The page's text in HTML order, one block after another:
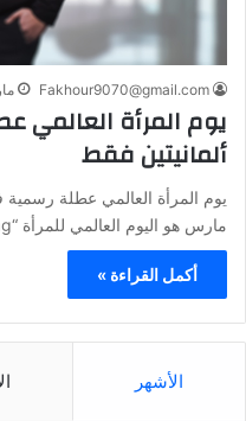
Fakhour9070@gmail.com
يوم المرأة العالمي
ألمانيتين فقط
مارس هو اليوم العالمي للمرأة “Frauentag” ، وهو…
أكمل القراءة »
الأشهر